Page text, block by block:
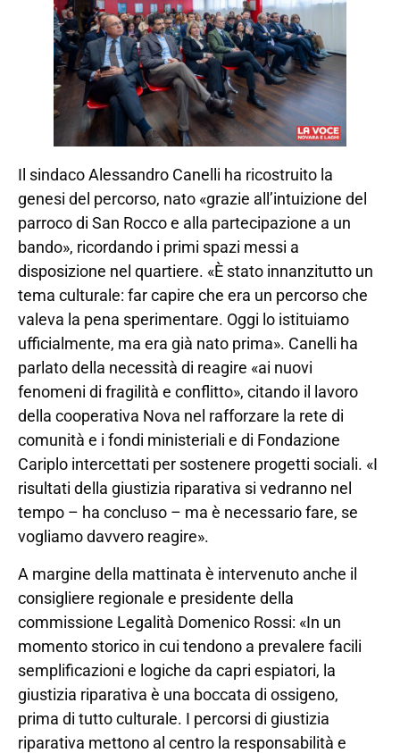
Il sindaco Alessandro Canelli ha ricostruito la
genesi del percorso, nato «grazie all’intuizione del
parroco di San Rocco e alla partecipazione a un
bando», ricordando i primi spazi messi a
disposizione nel quartiere. «È stato innanzitutto un
tema culturale: far capire che era un percorso che
valeva la pena sperimentare. Oggi lo istituiamo
ufficialmente, ma era già nato prima». Canelli ha
parlato della necessità di reagire «ai nuovi
fenomeni di fragilità e conflitto», citando il lavoro
della cooperativa Nova nel rafforzare la rete di
comunità e i fondi ministeriali e di Fondazione
Cariplo intercettati per sostenere progetti sociali. «I
risultati della giustizia riparativa si vedranno nel
tempo – ha concluso – ma è necessario fare, se
vogliamo davvero reagire».
A margine della mattinata è intervenuto anche il
consigliere regionale e presidente della
commissione Legalità Domenico Rossi: «In un
momento storico in cui tendono a prevalere facili
semplificazioni e logiche da capri espiatori, la
giustizia riparativa è una boccata di ossigeno,
prima di tutto culturale. I percorsi di giustizia
riparativa mettono al centro la responsabilità e